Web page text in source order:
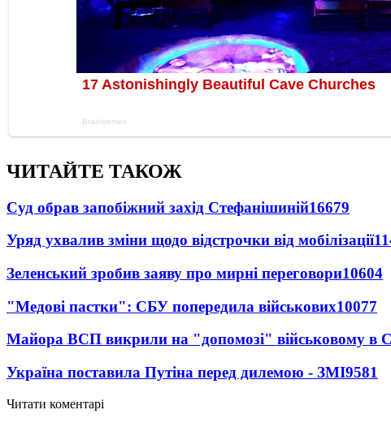
ЧИТАЙТЕ ТАКОЖ
Суд обрав запобіжний захід Стефанішиній16679
Уряд ухвалив зміни щодо відстрочки від мобілізації
Зеленський зробив заяву про мирні переговори10604
"Медові пастки": СБУ попередила військових10077
Майора ВСП викрили на "допомозі" військовому в
Україна поставила Путіна перед дилемою - ЗМІ9581
Читати коментарі